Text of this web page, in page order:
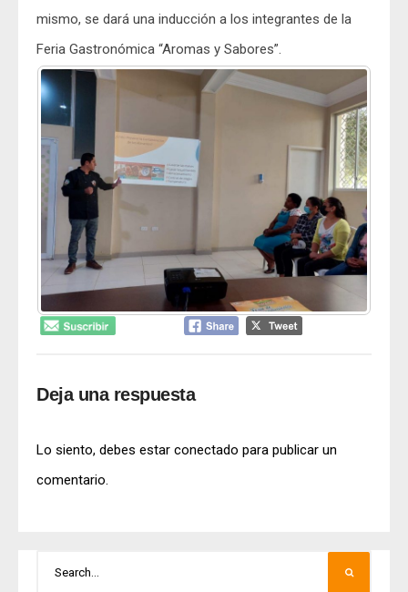
mismo, se dará una inducción a los integrantes de la
Feria Gastronómica “Aromas y Sabores”.
Deja una respuesta
Lo siento, debes estar conectado para publicar un
comentario.